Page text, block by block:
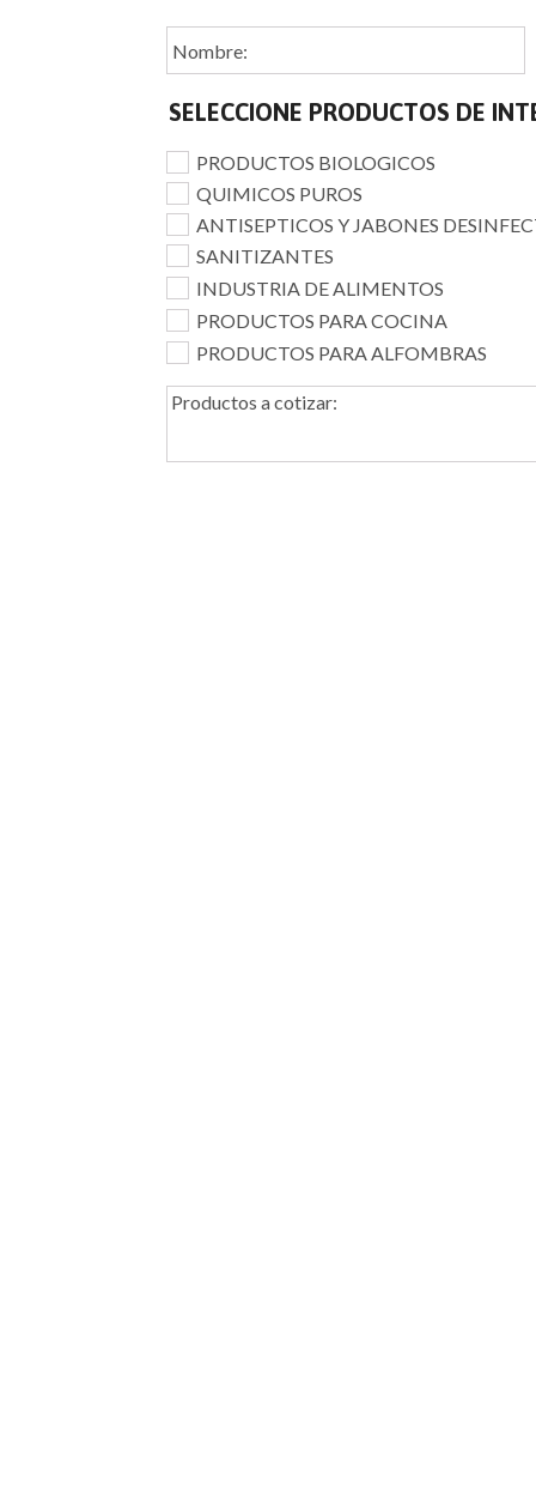
SELECCIONE PRODUCTOS DE
PRODUCTOS BIOLOGICOS
QUIMICOS PUROS
ANTISEPTICOS Y JABONES
SANITIZANTES
INDUSTRIA DE ALIMENTOS
PRODUCTOS PARA COCINA
PRODUCTOS PARA ALFOMBRAS